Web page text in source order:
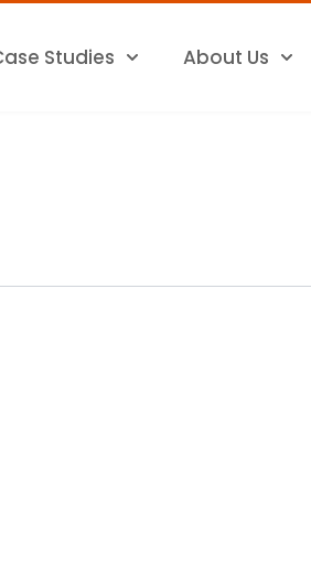
Studies About Us